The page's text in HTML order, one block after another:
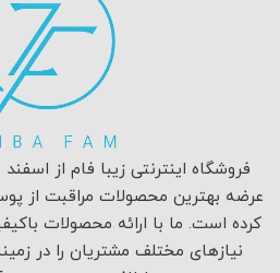
عرضه بهترین محصولات مراقبت از
کرده است. ما با ارائه محصولات
نیازهای مختلف مشتریان را در